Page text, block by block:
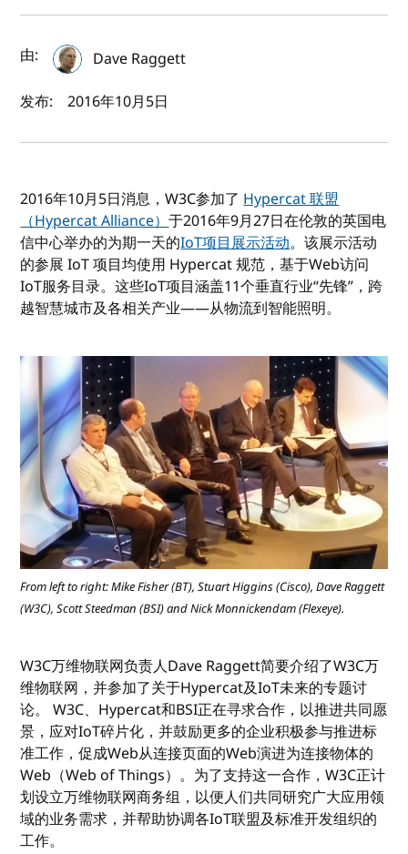
作者及发布日期
由:
Dave Raggett
发布:
2016年10月5日
2016年10月5日消息，W3C参加了Hypercat 联盟
（Hypercat Alliance）于2016年9月27日在伦敦的英国电
信中心举办的为期一天的IoT项目展示活动。该展示活动
的参展 IoT 项目均使用 Hypercat 规范，基于Web访问
IoT服务目录。这些IoT项目涵盖11个垂直行业“先锋”，跨
越智慧城市及各相关产业——从物流到智能照明。
From left to right: Mike Fisher (BT), Stuart Higgins (Cisco), Dave Raggett
(W3C), Scott Steedman (BSI) and Nick Monnickendam (Flexeye).
W3C万维物联网负责人Dave Raggett简要介绍了W3C万
维物联网，并参加了关于Hypercat及IoT未来的专题讨
论。 W3C、Hypercat和BSI正在寻求合作，以推进共同愿
景，应对IoT碎片化，并鼓励更多的企业积极参与推进标
准工作，促成Web从连接页面的Web演进为连接物体的
Web（Web of Things）。为了支持这一合作，W3C正计
划设立万维物联网商务组，以便人们共同研究广大应用领
域的业务需求，并帮助协调各IoT联盟及标准开发组织的
工作。